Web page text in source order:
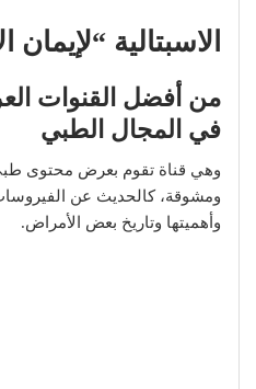
الاسبتالية “لإيمان
من أفضل القنوات
في المجال الطبي
وهي قناة تقوم بعرض محتوى
ومشوقة، كالحديث عن
وأهميتها وتاريخ بعض الأمراض.